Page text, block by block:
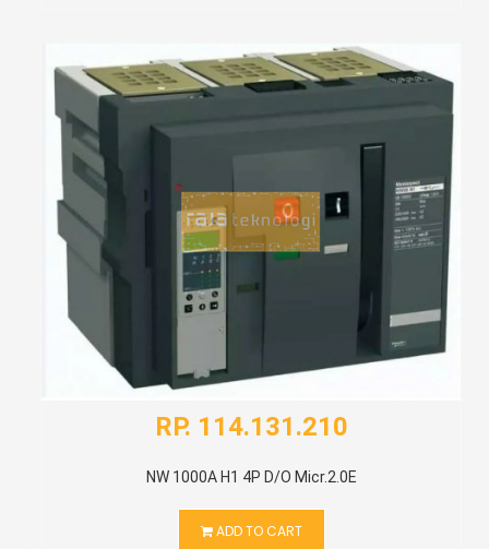
RP. 114.131.210
NW 1000A H1 4P D/O Micr.2.0E
ADD TO CART